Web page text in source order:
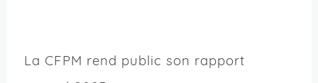
La CFPM rend public son rapport